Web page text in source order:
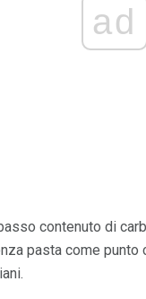
ad
contenuto di
pasta come